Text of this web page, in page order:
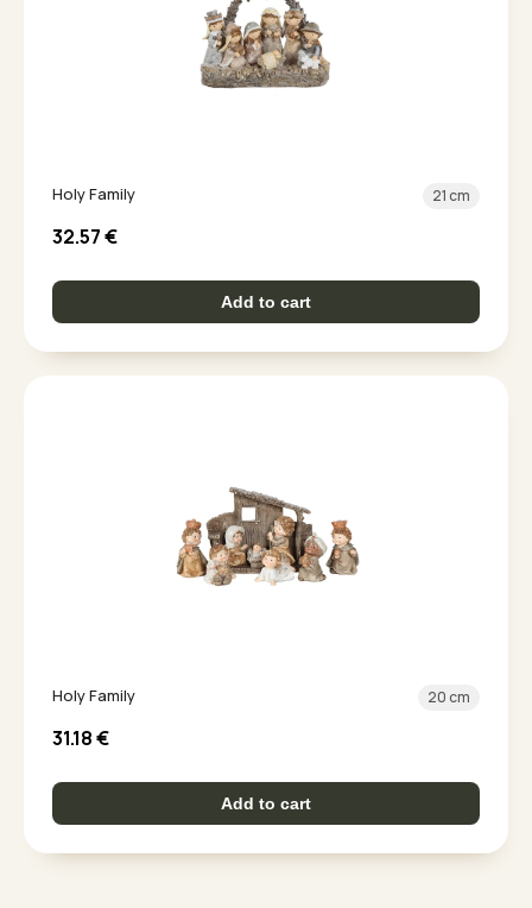
Holy Family 21 cm
32.57€
Add to cart
Holy Family 20 cm
31.18€
Add to cart